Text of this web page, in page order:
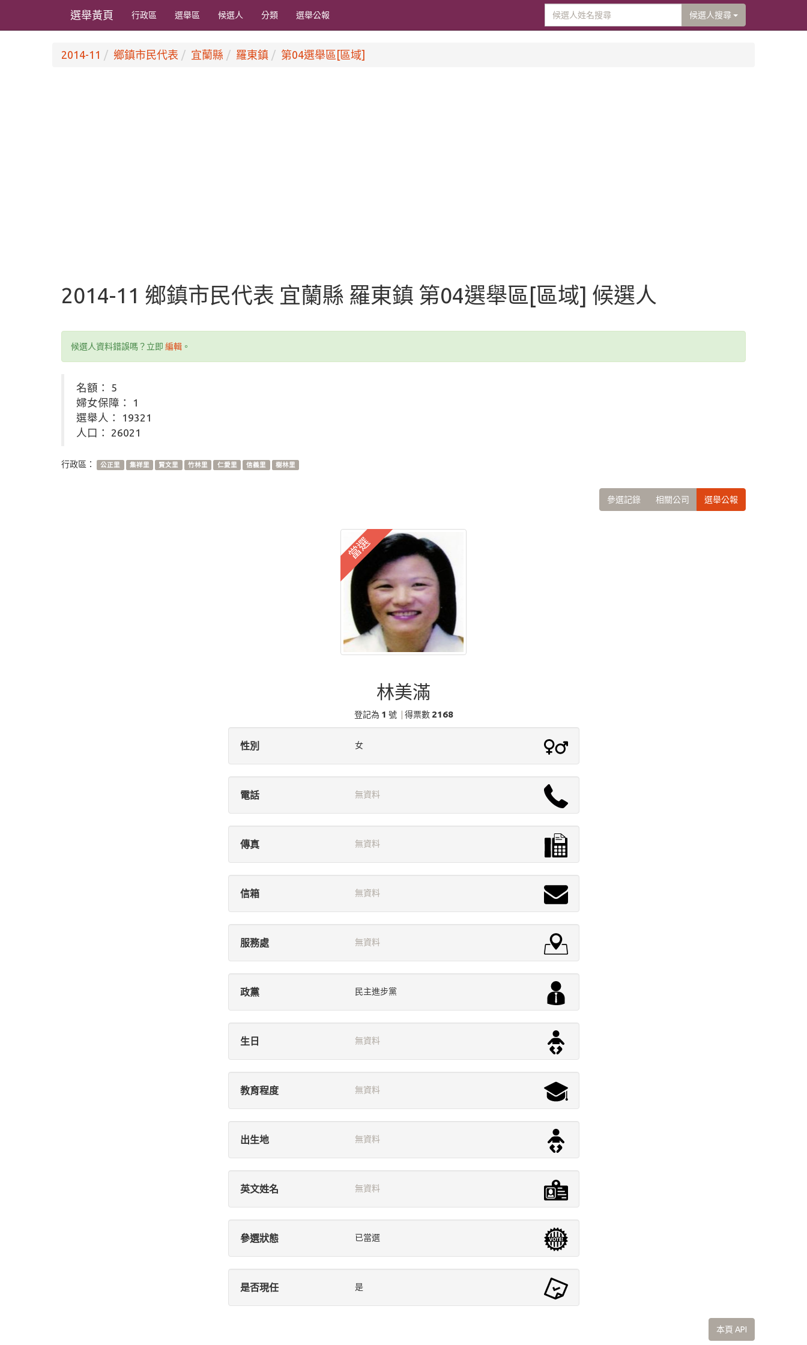
選舉黃頁 行政區 選舉區 候選人 分類 選舉公報 候選人搜尋
2014-11 鄉鎮市民代表 宜蘭縣 羅東鎮 第04選舉區[區域]
2014-11 鄉鎮市民代表 宜蘭縣 羅東鎮 第04選舉區[區域] 候選人
候選人資料錯誤嗎？立即 編輯 。
名額： 5
婦女保障： 1
選舉人： 19321
人口： 26021
行政區： 公正里 集祥里 賢文里 竹林里 仁愛里 信義里 樹林里
參選記錄 相關公司 選舉公報
當選
林美滿
登記為 1 號 得票數 2168
性別 女
電話 無資料
傳真 無資料
信箱 無資料
服務處 無資料
政黨 民主進步黨
生日 無資料
教育程度 無資料
出生地 無資料
英文姓名 無資料
參選狀態 已當選
是否現任 是
本頁 API